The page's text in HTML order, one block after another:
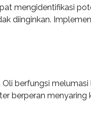
mengidentifikasi
diinginkan.
berfungsi
berperan